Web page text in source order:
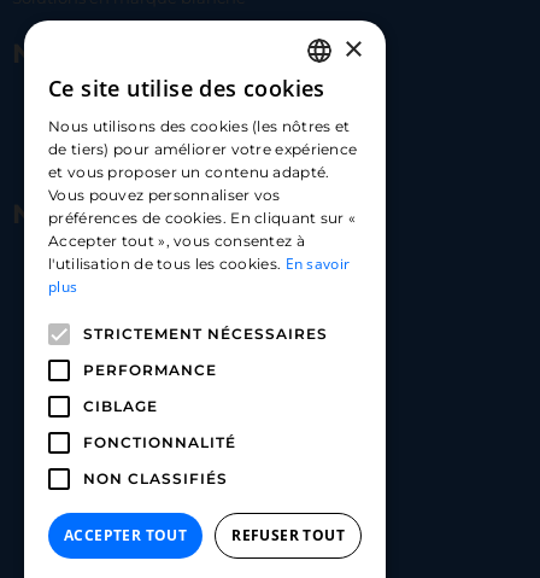
Nous contacter
hello@carloapp.com
Nous suivre
Carlo App | Instagram
Carlo App | Linkedin
FRENCH
ENGLISH
SPANISH
×
Ce site utilise des cookies
Nous utilisons des cookies (les nôtres et
de tiers) pour améliorer votre expérience
et vous proposer un contenu adapté.
Vous pouvez personnaliser vos
préférences de cookies. En cliquant sur «
Accepter tout », vous consentez à
l'utilisation de tous les cookies. En savoir
plus
STRICTEMENT NÉCESSAIRES
PERFORMANCE
CIBLAGE
FONCTIONNALITÉ
NON CLASSIFIÉS
ACCEPTER TOUT REFUSER TOUT